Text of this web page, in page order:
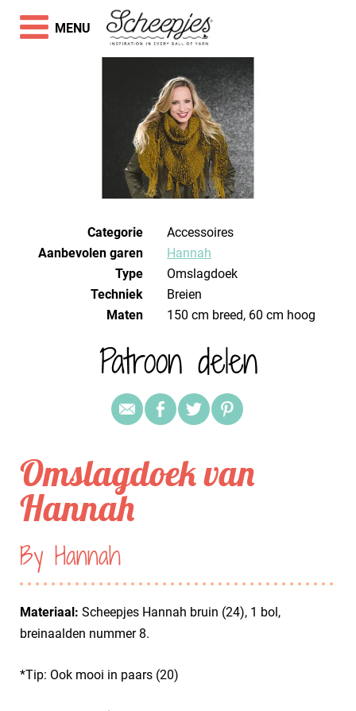
Categorie
Accessoires
Aanbevolen garen
Hannah
Type
Omslagdoek
Techniek
breien
Maten
150 cm breed, 60 cm hoog
Patroon delen
Omslagdoek van
Hannah
By Hannah
Materiaal: Scheepjes Hannah bruin (24), 1 bol,
breinaalden nummer 8.
*Tip: Ook mooi in paars (20)
MENU